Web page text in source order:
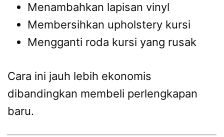
Menambahkan lapisan vinyl
Membersihkan upholstery kursi
Mengganti roda kursi yang rusak
Cara ini jauh lebih ekonomis
dibandingkan membeli perlengkapan
baru.